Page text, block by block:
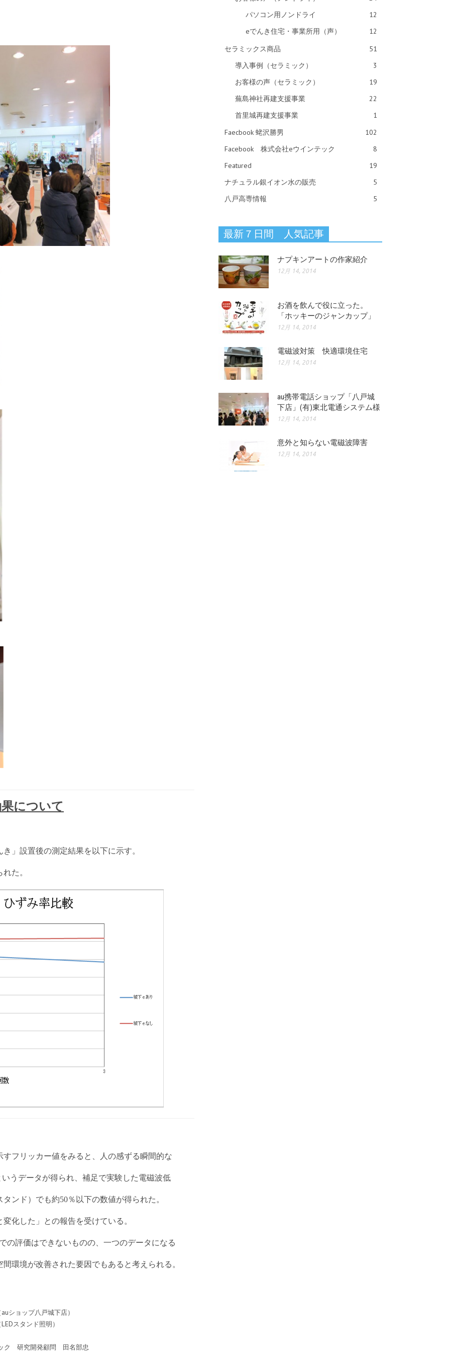
について
」設置後の測定結果を以下に示す。
た。
フリッカー値をみると、人の感ずる瞬間的な
うデータが得られ、補足で実験した電磁波低
タンド）でも約50％以下の数値が得られた。
した」との報告を受けている。
の評価はできないものの、一つのデータになる
環境が改善された要因でもあると考えられる。
ショップ八戸城下店）
スタンド照明）
ク 研究開発顧問 田名部忠
パソコン用ノンドライ
12
eでんき住宅・事業所用（声）
12
セラミックス商品
51
導入事例（セラミック）
3
お客様の声（セラミック）
19
蕪島神社再建支援事業
22
首里城再建支援事業
1
Faecbook 蛯沢勝男
102
Facebook 株式会社eウインテック
8
Featured
19
ナチュラル銀イオン水の販売
5
八戸高専情報
5
最新７日間 人気記事
ナプキンアートの作家紹介
12月 14, 2014
お酒を飲んで役に立った。
「ホッキーのジャンカップ」
12月 14, 2014
電磁波対策 快適環境住宅
12月 14, 2014
au携帯電話ショップ「八戸城
下店」(有)東北電通システム様
12月 14, 2014
意外と知らない電磁波障害
12月 14, 2014